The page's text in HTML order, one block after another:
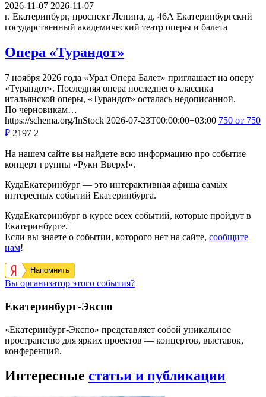
2026-11-07 2026-11-07
г. Екатеринбург, проспект Ленина, д. 46А Екатеринбургский
государственный академический театр оперы и балета
Опера «Турандот»
7 ноября 2026 года «Урал Опера Балет» приглашает на оперу
«Турандот». Последняя опера последнего классика
итальянской оперы, «Турандот» осталась недописанной.
По черновикам…
https://schema.org/InStock 2026-07-23T00:00:00+03:00 750 от 750
₽ 2197 2
На нашем сайте вы найдете всю информацию про событие
концерт группы «Руки Вверх!».
КудаЕкатеринбург — это интерактивная афиша самых
интересных событий Екатеринбурга.
КудаЕкатеринбург в курсе всех событий, которые пройдут в
Екатеринбурге.
Если вы знаете о событии, которого нет на сайте, сообщите
нам!
Напомнить
Вы организатор этого события?
Екатеринбург-Экспо
«Екатеринбург-Экспо» представляет собой уникальное
пространство для ярких проектов — концертов, выставок,
конференций.
Интересные статьи и публикации